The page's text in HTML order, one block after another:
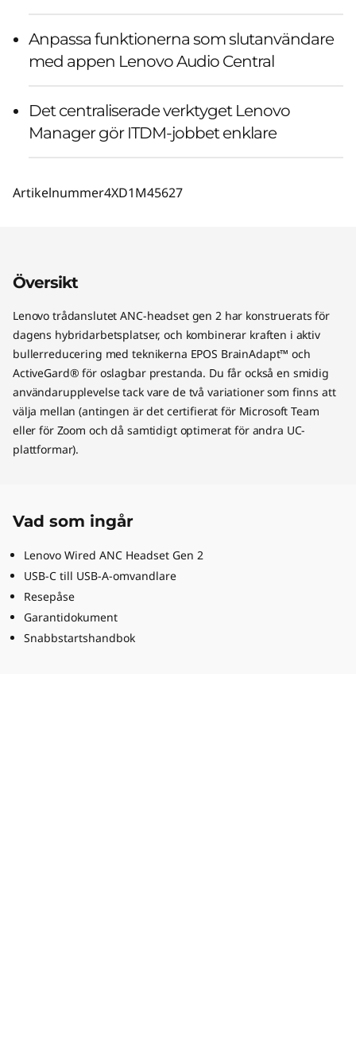
Anpassa funktionerna som slutanvändare
med appen Lenovo Audio Central
Det centraliserade verktyget Lenovo
Manager gör ITDM-jobbet enklare
Artikelnummer4XD1M45627
Översikt
Lenovo trådanslutet ANC-headset gen 2 har konstruerats för
dagens hybridarbetsplatser, och kombinerar kraften i aktiv
bullerreducering med teknikerna EPOS BrainAdapt™ och
ActiveGard® för oslagbar prestanda. Du får också en smidig
användarupplevelse tack vare de två variationer som finns att
välja mellan (antingen är det certifierat för Microsoft Team
eller för Zoom och då samtidigt optimerat för andra UC-
plattformar).
Vad som ingår
Lenovo Wired ANC Headset Gen 2
USB-C till USB-A-omvandlare
Resepåse
Garantidokument
Snabbstartshandbok